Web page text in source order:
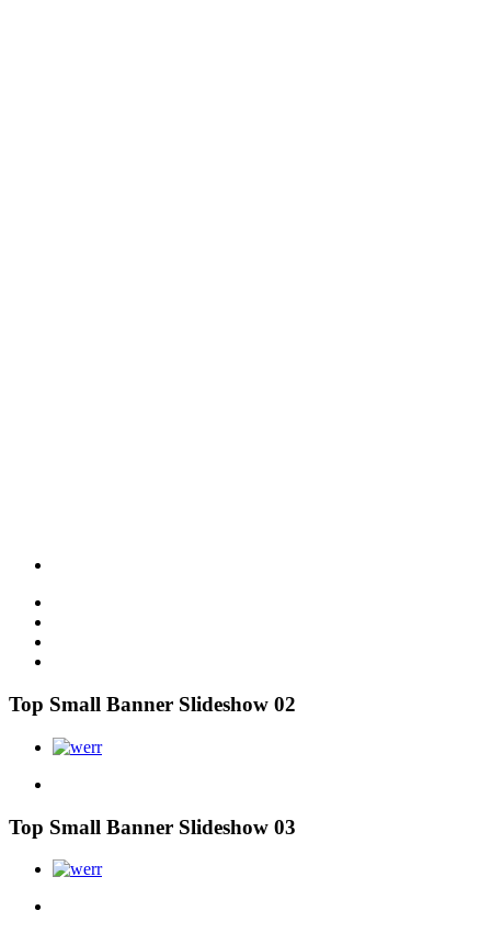
Top Small Banner Slideshow 02
Top Small Banner Slideshow 03